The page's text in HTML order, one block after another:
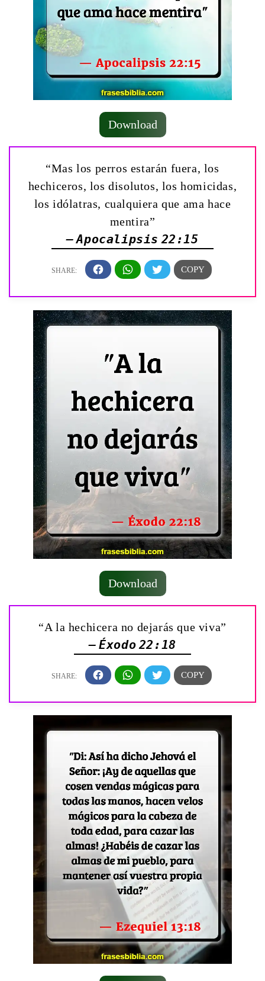
Download
“Mas los perros estarán fuera, los
hechiceros, los disolutos, los homicidas,
los idólatras, cualquiera que ama hace
mentira”
— Apocalipsis 22:15
Download
“A la hechicera no dejarás que viva”
— Éxodo 22:18